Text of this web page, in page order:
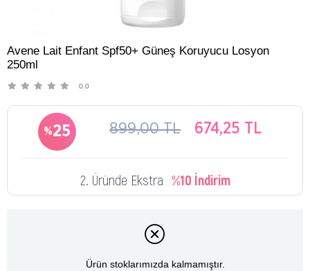
Avene Lait Enfant Spf50+ Güneş Koruyucu Losyon
250ml
0.0
25 899,00 TL 674,25 TL
2. Üründe Ekstra %10 İndirim
Ürün stoklarımızda kalmamıştır.